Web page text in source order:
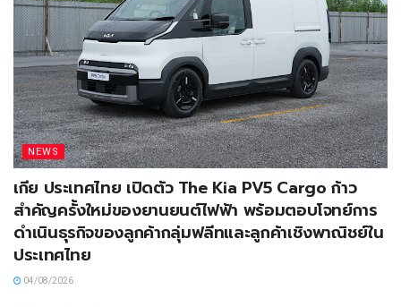
NEWS
เกีย ประเทศไทย เปิดตัว The Kia PV5 Cargo ก้าว
สำคัญครั้งใหม่ของยานยนต์ไฟฟ้า พร้อมตอบโจทย์การ
ดำเนินธุรกิจของลูกค้ากลุ่มฟลีทและลูกค้าเชิงพาณิชย์ใน
ประเทศไทย
04/08/2026